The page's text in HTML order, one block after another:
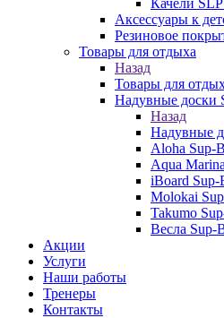
Качели
Аксессуары к
Резиновое
Товары для отдыха
Назад
Товары для
Надувные доски
Назад
Надувные
Aloha Sup-
Aqua
iBoard Sup-
Molokai
Takumo
Весла Sup-
Акции
Услуги
Наши работы
Тренеры
Контакты